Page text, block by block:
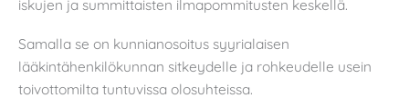
iskujen ja summittaisten ilmapommitusten keskellä.
Samalla se on kunnianosoitus syyrialaisen
lääkintähenkilökunnan sitkeydelle ja rohkeudelle usein
toivottomilta tuntuvissa olosuhteissa.